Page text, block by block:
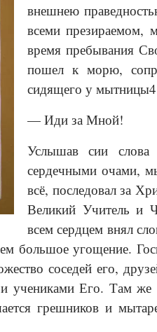
внешнею
всеми презираемом,
время пребывания
пошел к морю,
сидящего у
— Иди за Мной!
Услышав сии
сердечными очами,
всё, последовал за
Великий Учитель и
всем сердцем внял
большое угощение.
соседей его,
учениками Его. Там
грешников и